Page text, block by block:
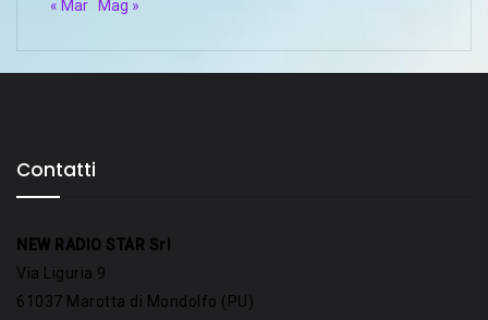
« Mar
Mag »
Contatti
NEW RADIO STAR Srl
Via Liguria 9
61037 Marotta di Mondolfo (PU)